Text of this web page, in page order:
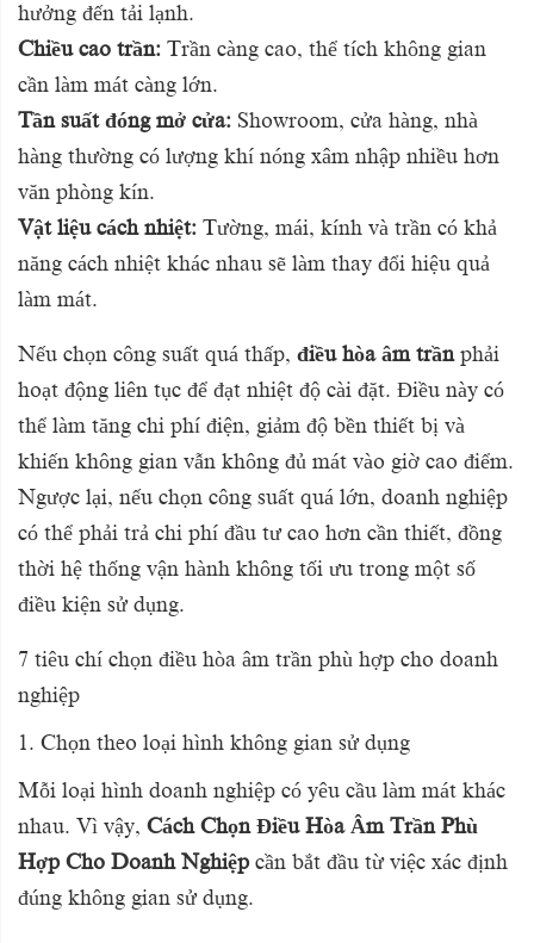
hưởng đến tải lạnh.
Chiều cao trần: Trần càng cao, thể tích không gian
cần làm mát càng lớn.
Tần suất đóng mở cửa: Showroom, cửa hàng, nhà
hàng thường có lượng khí nóng xâm nhập nhiều hơn
văn phòng kín.
Vật liệu cách nhiệt: Tường, mái, kính và trần có khả
năng cách nhiệt khác nhau sẽ làm thay đổi hiệu quả
làm mát.
Nếu chọn công suất quá thấp, điều hòa âm trầnphải
hoạt động liên tục để đạt nhiệt độ cài đặt. Điều này có
thể làm tăng chi phí điện, giảm độ bền thiết bị và
khiến không gian vẫn không đủ mát vào giờ cao điểm.
Ngược lại, nếu chọn công suất quá lớn, doanh nghiệp
có thể phải trả chi phí đầu tư cao hơn cần thiết, đồng
thời hệ thống vận hành không tối ưu trong một số
điều kiện sử dụng.
7 tiêu chí chọn điều hòa âm trần phù hợp cho doanh
nghiệp
1. Chọn theo loại hình không gian sử dụng
Mỗi loại hình doanh nghiệp có yêu cầu làm mát khác
nhau. Vì vậy, Cách Chọn Điều Hòa Âm Trần Phù
Hợp Cho Doanh Nghiệpcần bắt đầu từ việc xác định
đúng không gian sử dụng.